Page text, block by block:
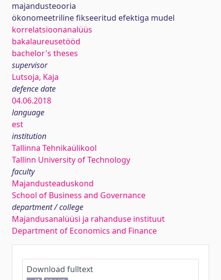
majandusteooria
ökonomeetriline fikseeritud efektiga mudel
korrelatsioonanalüüs
bakalaureusetööd
bachelor's theses
supervisor
Lutsoja, Kaja
defence date
04.06.2018
language
est
institution
Tallinna Tehnikaülikool
Tallinn University of Technology
faculty
Majandusteaduskond
School of Business and Governance
department / college
Majandusanalüüsi ja rahanduse instituut
Department of Economics and Finance
Download fulltext